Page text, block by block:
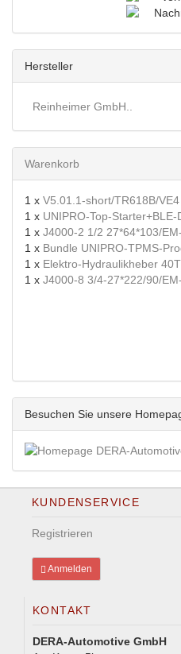
Hersteller
Reinheimer GmbH..
Warenkorb
1 x V5.01.1-short/TR618B/VE4
1 x UNIPRO-Top-Starter+BLE-
1 x J4000-2 1/2 27*64*103/
1 x Bundle UNIPRO-TPMS-
1 x Elektro-Hydraulikheber
1 x J4000-8 3/4-27*222/90/
Besuchen Sie unsere
KUNDENSERVICE
Registrieren
Anmelden
KONTAKT
DERA-Automotive GmbH